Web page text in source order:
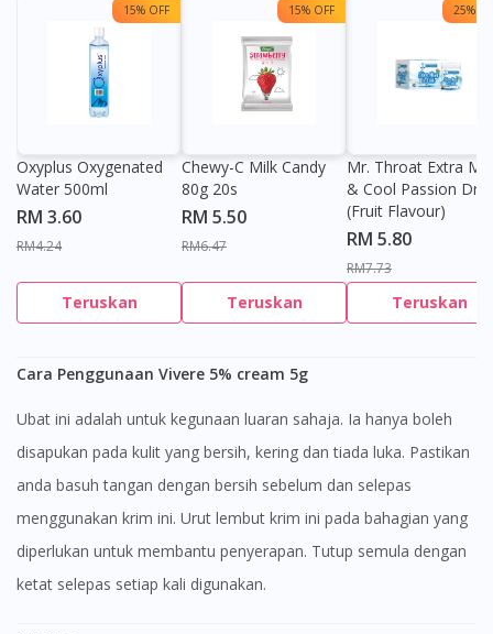
15% OFF
Oxyplus Oxygenated
Water 500ml
RM 3.60
RM4.24
Teruskan
15% OFF
Chewy-C Milk Candy
80g 20s
RM 5.50
RM6.47
Teruskan
25%
Mr. Throat Extra
& Cool Passion
(Fruit Flavour)
RM 5.80
RM7.73
Teruskan
Cara Penggunaan Vivere 5% cream 5g
Ubat ini adalah untuk kegunaan luaran sahaja. Ia hanya boleh
disapukan pada kulit yang bersih, kering dan tiada luka. Pastikan
anda basuh tangan dengan bersih sebelum dan selepas
menggunakan krim ini. Urut lembut krim ini pada bahagian yang
diperlukan untuk membantu penyerapan. Tutup semula dengan
ketat selepas setiap kali digunakan.